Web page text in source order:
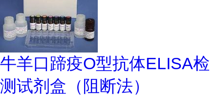
牛羊口蹄疫O型抗体ELISA检
测试剂盒（阻断法）